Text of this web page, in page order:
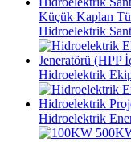
Küçük Kaplan
Hidroelektrik
Hidroelektrik
Hidroelektrik